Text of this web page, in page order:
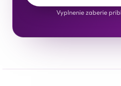
Vyplnenie zaberie